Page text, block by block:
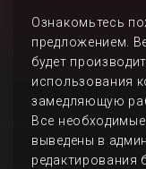
Ознакомьтесь
предложением.
будет
использования
замедляющую
Все
выведены в
редактирования